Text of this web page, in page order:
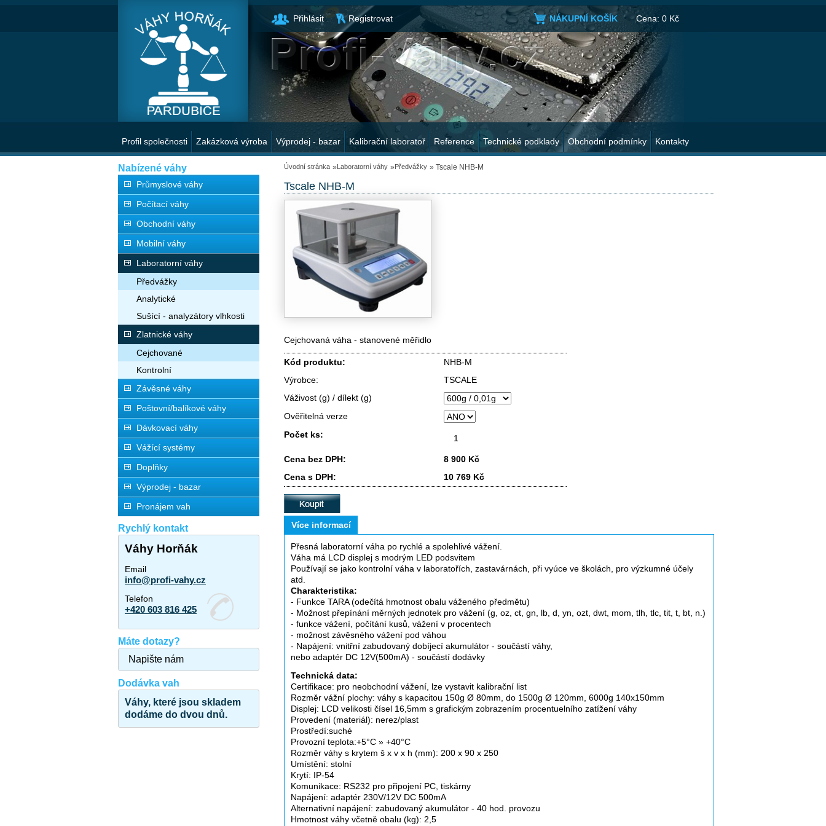
Přihlásit Registrovat NÁKUPNÍ KOŠÍK Cena: 0 Kč
Profil společnosti Zakázková výroba Výprodej - bazar Kalibrační laboratoř Reference Technické podklady Obchodní podmínky Kontakty
Nabízené váhy
Průmyslové váhy
Počítací váhy
Obchodní váhy
Mobilní váhy
Laboratorní váhy
Předvážky
Analytické
Sušící - analyzátory vlhkosti
Zlatnické váhy
Cejchované
Kontrolní
Závěsné váhy
Poštovní/balíkové váhy
Dávkovací váhy
Vážící systémy
Doplňky
Výprodej - bazar
Pronájem vah
Rychlý kontakt
Váhy Horňák
Email
info@profi-vahy.cz
Telefon
+420 603 816 425
Máte dotazy?
Napište nám
Dodávka vah
Váhy, které jsou skladem
dodáme do dvou dnů.
Úvodní stránka »Laboratorní váhy »Předvážky » Tscale NHB-M
Tscale NHB-M
Cejchovaná váha - stanovené měřidlo
Kód produktu:
NHB-M
Výrobce:
TSCALE
Váživost (g) / dílekt (g)
Ověřitelná verze
Počet ks:
Cena bez DPH:
8 900 Kč
Cena s DPH:
10 769 Kč
Více informací
Přesná laboratorní váha po rychlé a spolehlivé vážení.
Váha má LCD displej s modrým LED podsvitem
Používají se jako kontrolní váha v laboratořích, zastavárnách, při vyúce ve školách, pro výzkumné účely
atd.
Charakteristika:
- Funkce TARA (odečítá hmotnost obalu váženého předmětu)
- Možnost přepínání měrných jednotek pro vážení (g, oz, ct, gn, lb, d, yn, ozt, dwt, mom, tlh, tlc, tit, t, bt, n.)
- funkce vážení, počítání kusů, vážení v procentech
- možnost závěsného vážení pod váhou
- Napájení: vnitřní zabudovaný dobíjecí akumulátor - součástí váhy,
nebo adaptér DC 12V(500mA) - součástí dodávky
Technická data:
Certifikace: pro neobchodní vážení, lze vystavit kalibrační list
Rozměr vážní plochy: váhy s kapacitou 150g Ø 80mm, do 1500g Ø 120mm, 6000g 140x150mm
Displej: LCD velikosti čísel 16,5mm s grafickým zobrazením procentuelního zatížení váhy
Provedení (materiál): nerez/plast
Prostředí:suché
Provozní teplota:+5°C » +40°C
Rozměr váhy s krytem š x v x h (mm): 200 x 90 x 250
Umístění: stolní
Krytí: IP-54
Komunikace: RS232 pro připojení PC, tiskárny
Napájení: adaptér 230V/12V DC 500mA
Alternativní napájení: zabudovaný akumulátor - 40 hod. provozu
Hmotnost váhy včetně obalu (kg): 2,5